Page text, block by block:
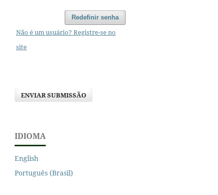
Redefinir senha
Não é um usuário? Registre-se no
site
ENVIAR SUBMISSÃO
IDIOMA
English
Português (Brasil)